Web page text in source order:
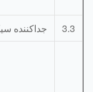
جداکننده سیکلون